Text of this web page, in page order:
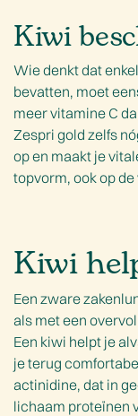
Kiwi
Wie denkt dat
bevatten, moet
meer vitamine C
Zespri gold zelfs
op en maakt je
topvorm, ook op
Kiwi
Een zware
als met een
Een kiwi helpt je
je terug
actinidine, dat in
lichaam proteïnen